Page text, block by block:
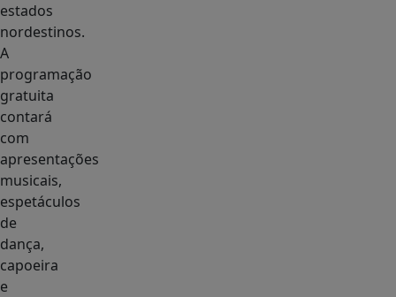
estados
nordestinos.
A
programação
gratuita
contará
com
apresentações
musicais,
espetáculos
de
dança,
capoeira
e